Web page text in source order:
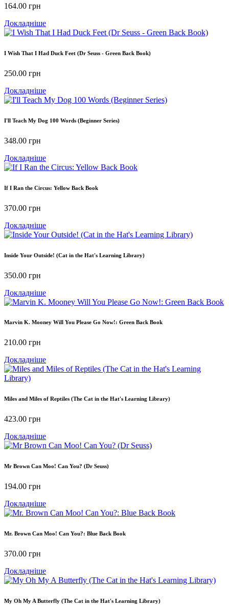
164.00 грн
Докладніше
I Wish That I Had Duck Feet (Dr Seuss - Green Back Book)
250.00 грн
Докладніше
I'll Teach My Dog 100 Words (Beginner Series)
348.00 грн
Докладніше
If I Ran the Circus: Yellow Back Book
370.00 грн
Докладніше
Inside Your Outside! (Cat in the Hat's Learning Library)
350.00 грн
Докладніше
Marvin K. Mooney Will You Please Go Now!: Green Back Book
210.00 грн
Докладніше
Miles and Miles of Reptiles (The Cat in the Hat's Learning Library)
423.00 грн
Докладніше
Mr Brown Can Moo! Can You? (Dr Seuss)
194.00 грн
Докладніше
Mr. Brown Can Moo! Can You?: Blue Back Book
370.00 грн
Докладніше
My Oh My A Butterfly (The Cat in the Hat's Learning Library)